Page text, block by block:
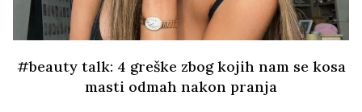
#beauty talk: 4 greške zbog kojih nam se kosa
masti odmah nakon pranja